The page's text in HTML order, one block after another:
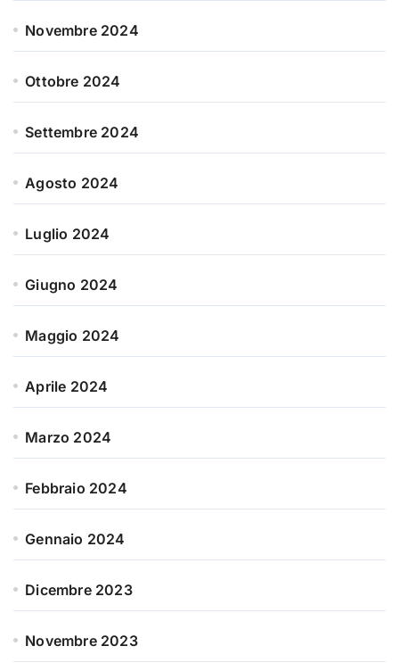
Novembre 2024
Ottobre 2024
Settembre 2024
Agosto 2024
Luglio 2024
Giugno 2024
Maggio 2024
Aprile 2024
Marzo 2024
Febbraio 2024
Gennaio 2024
Dicembre 2023
Novembre 2023